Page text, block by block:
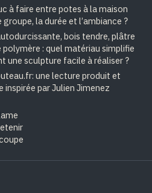
à faire entre potes à la maison
groupe, la durée et l’ambiance ?
bois tendre, plâtre
polymère : quel matériau simplifie
une sculpture facile à réaliser ?
une lecture produit et
inspirée par Julien Jimenez